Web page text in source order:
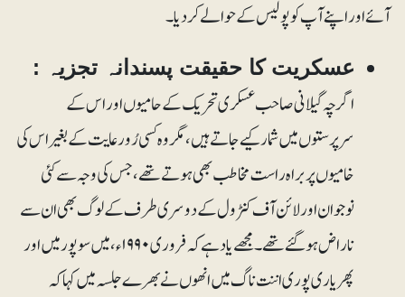
آئے اور اپنے آپ کو پولیس کے حوالے کردیا۔
عسکریت کا حقیقت پسندانہ تجزیہ :
اگرچہ گیلانی صاحب عسکری تحریک کے حامیوں اور اس کے
سرپرستوں میں شمار کیے جاتے ہیں، مگر وہ کسی رُو رعایت کے بغیر اس کی
خامیوں پر براہ راست مخاطب بھی ہوتے تھے، جس کی وجہ سے کئی
نوجوان اور لائن آف کنٹرو ل کے دوسری طرف کے لوگ بھی ان سے
ناراض ہو گئے تھے۔ مجھے یاد ہے کہ فروری ۱۹۹۰ء، میں سوپور میں اور
پھر یاری پوری اننت ناگ میں انھوں نے بھرے جلسہ میں کہا کہ